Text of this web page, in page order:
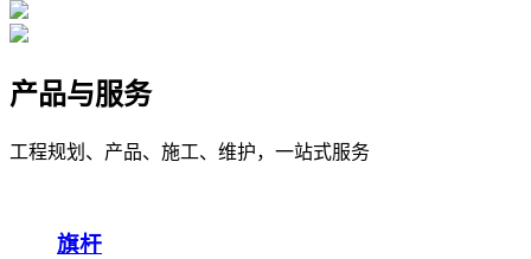
产品与服务
工程规划、产品、施工、维护，一站式服务
旗杆